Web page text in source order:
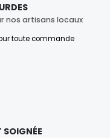
nos artisans locaux
toute commande
SOIGNÉE